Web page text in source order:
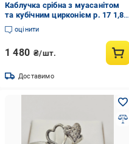
Каблучка срібна з муасанітом
та кубічним цирконієм р. 17 1,8 г
(2980366705)
оцінити
1 480 ₴/шт.
Доставимо